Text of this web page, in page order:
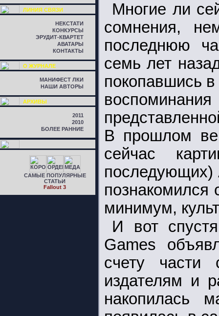
ЛИНИЯ СВЯЗИ
НЕКСТАТИ
КОНКУРСЫ
ЭРУДИТ-КВАРТЕТ
АВАТАРЫ
КОНТАКТЫ
О ЖУРНАЛЕ
МАНИФЕСТ ЛКИ
НАШИ АВТОРЫ
АРХИВЫ
2011
2010
БОЛЕЕ РАННИЕ
САМЫЕ ПОПУЛЯРНЫЕ
СТАТЬИ
Fallout 3
Многие ли
сомнения,
последнюю
семь лет
покопавшись
В прошлом
сейчас
последующих)
познакомился
минимум,
И вот
Games
счету части
издателям и
накопилась